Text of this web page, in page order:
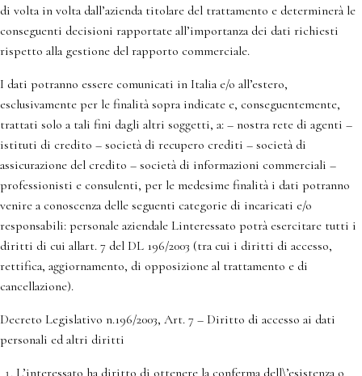
di volta in volta dall’azienda titolare del trattamento e determinerà le
conseguenti decisioni rapportate all’importanza dei dati richiesti
rispetto alla gestione del rapporto commerciale.
I dati potranno essere comunicati in Italia e/o all’estero,
esclusivamente per le finalità sopra indicate e, conseguentemente,
trattati solo a tali fini dagli altri soggetti, a: – nostra rete di agenti –
istituti di credito – società di recupero crediti – società di
assicurazione del credito – società di informazioni commerciali –
professionisti e consulenti, per le medesime finalità i dati potranno
venire a conoscenza delle seguenti categorie di incaricati e/o
responsabili: personale aziendale Linteressato potrà esercitare tutti i
diritti di cui allart. 7 del DL 196/2003 (tra cui i diritti di accesso,
rettifica, aggiornamento, di opposizione al trattamento e di
cancellazione).
Decreto Legislativo n.196/2003, Art. 7 – Diritto di accesso ai dati
personali ed altri diritti
L’interessato ha diritto di ottenere la conferma dell\’esistenza o